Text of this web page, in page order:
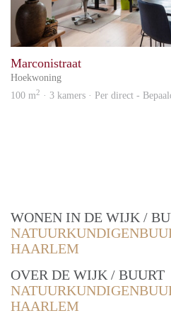
Marconistraat
Hoekwoning
100 m2 · 3 kamers · Per direct -
WONEN IN DE WIJK /
HAARLEM
OVER DE WIJK / BUURT
HAARLEM